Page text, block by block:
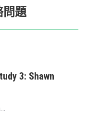
問題
3: Shawn